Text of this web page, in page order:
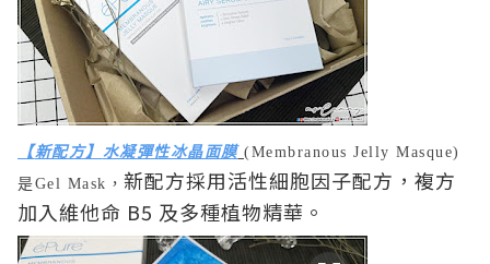
【新配方】 水凝彈性冰晶面膜 (Membranous Jelly Masque)
是Gel Mask， 新配方採用活性細胞因子配方，複方
加入維他命 B5 及多種植物精華。